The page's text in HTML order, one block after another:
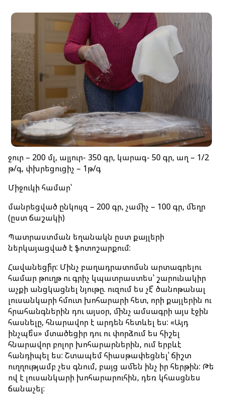
Առանց ուղեկցողի երեխաներ
Թռիչք հղիության ընթացքում
Սահմանափակ կարողություններով ուղևորներ
Խմբային ավիափոխադրումներ
ջուր – 200 մլ, ալյուր- 350 գր, կարագ- 50 գր, աղ – 1/2
թ/գ, փխրեցուցիչ – 1թ/գ
Միջուկի համար՝
մանրեցված ընկույզ – 200 գր, չամիչ – 100 գր, մեղր
(ըստ ճաշակի)
Պատրաստման եղանակն ըստ քայլերի
ներկայացված է ֆոտոշարքում:
Հավանեցի՞ր: Մինչ բաղադրատոմսն արտագրելու
համար թուղթ ու գրիչ կպատրաստես՝ շարունակիր
աչքի անցկացնել նյութը. ուզում ես չէ՞ ծանոթանալ
լուսանկարի հմուտ խոհարարի հետ, որի քայլերին ու
հրահանգներին դու այսօր, մինչ ամսագրի այս էջին
հասնելը, հնարավոր է արդեն հետևել ես: «Այդ
ինչպե՞ս» մտածեցիր դու ու փորձում ես հիշել
հնարավոր բոլոր խոհարարներին, ում երբևէ
հանդիպել ես: Շտապեմ հիասթափեցնել՝ ճիշտ
ուղղությամբ չես գնում, բայց ամեն ինչ իր հերթին: Թե
ով է լուսանկարի խոհարարուհին, դեռ կհասցնես
ճանաչել: